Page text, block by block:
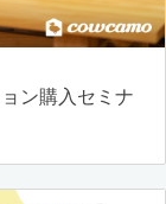
ン購入セミナ